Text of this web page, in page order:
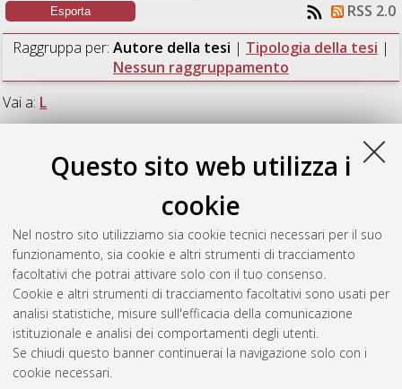
Questo sito web utilizza i
cookie
Nel nostro sito utilizziamo sia cookie tecnici necessari per il suo
funzionamento, sia cookie e altri strumenti di tracciamento
facoltativi che potrai attivare solo con il tuo consenso.
Cookie e altri strumenti di tracciamento facoltativi sono usati per
analisi statistiche, misure sull'efficacia della comunicazione
istituzionale e analisi dei comportamenti degli utenti.
Se chiudi questo banner continuerai la navigazione solo con i
cookie necessari.
RSS 2.0
Raggruppa per: Autore della tesi | Tipologia della tesi |
Nessun raggruppamento
Vai a: L
Lo Cuoco, Alessandro(2021)Una simulazione di N-corpi a
lungo raggio sugli effetti di carica spaziale in un fascio di
particelle.[Laurea], Università di Bologna, Corso di Studio in
Fisica [L-DM270], Documento full-text non disponibile
Questa lista e' stata generata ilFri Aug 7 19:59:12 2026 CEST